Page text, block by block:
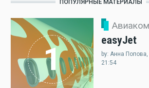
ПОПУЛЯРНЫЕ МАТЕРИАЛЫ
1
easyJet
by: Анна
21:54